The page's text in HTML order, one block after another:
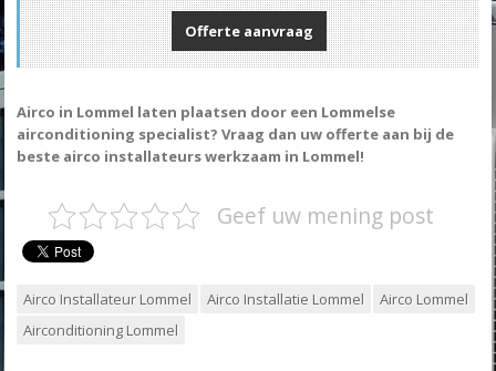
Offerte aanvraag
Airco in Lommel laten plaatsen door een Lommelse
airconditioning specialist? Vraag dan uw offerte aan bij de
beste airco installateurs werkzaam in Lommel!
Geef uw mening post
Airco Installateur Lommel Airco Installatie Lommel
Airco Lommel
Airconditioning Lommel